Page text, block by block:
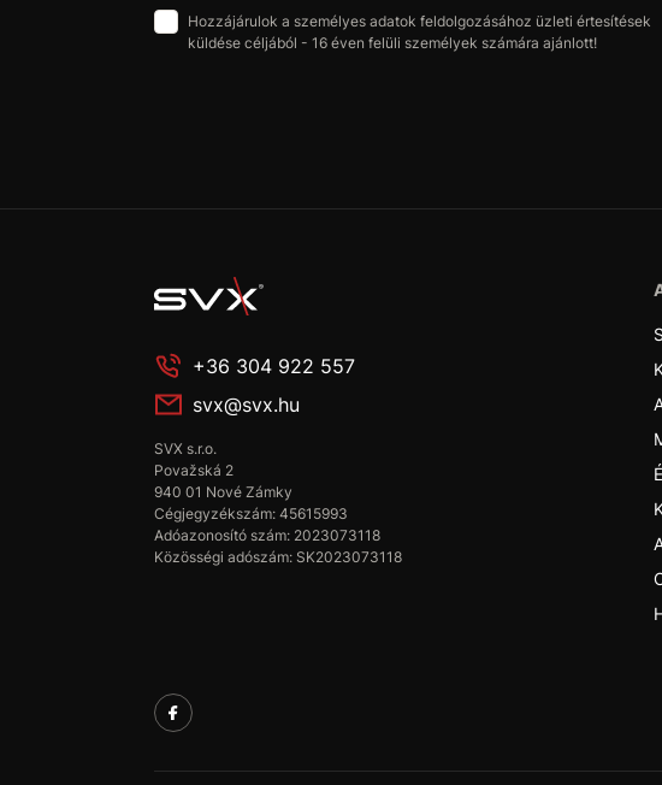
Hozzájárulok a személyes adatok feldolgozásához üzleti értesítések
küldése céljából - 16 éven felüli személyek számára ajánlott!
+36 304 922 557
svx@svx.hu
SVX s.r.o.
Považská 2
940 01 Nové Zámky
Cégjegyzékszám: 45615993
Adóazonosító szám: 2023073118
Közösségi adószám: SK2023073118